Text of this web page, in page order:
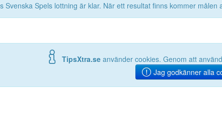
Svenska Spels lottning är klar. När ett resultat finns kommer
TipsXtra.se använder cookies. Genom att
Jag godkänner alla